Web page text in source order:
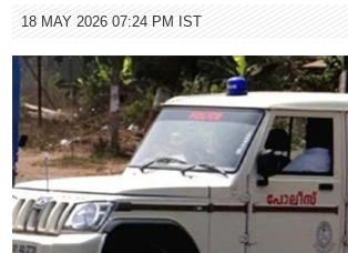
18 MAY 2026 07:24 PM IST